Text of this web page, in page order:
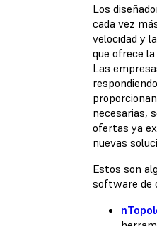
Los
cada vez
velocidad y
que ofrece
Las
necesarias,
ofertas ya
nuevas
Estos son
software de